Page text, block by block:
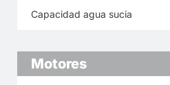
Capacidad agua sucia
Motores